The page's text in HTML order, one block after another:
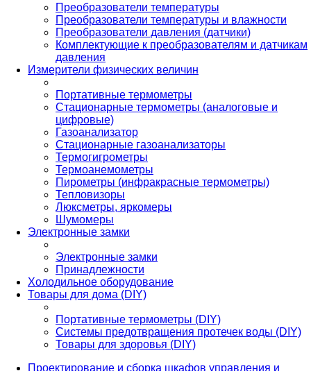
Преобразователи температуры
Преобразователи температуры и влажности
Преобразователи давления (датчики)
Комплектующие к преобразователям и датчикам
давления
Измерители физических величин
Портативные термометры
Стационарные термометры (аналоговые и
цифровые)
Газоанализатор
Стационарные газоанализаторы
Термогигрометры
Термоанемометры
Пирометры (инфракрасные термометры)
Тепловизоры
Люксметры, яркомеры
Шумомеры
Электронные замки
Электронные замки
Принадлежности
Холодильное оборудование
Товары для дома (DIY)
Портативные термометры (DIY)
Системы предотвращения протечек воды (DIY)
Товары для здоровья (DIY)
Проектирование и сборка шкафов управления и